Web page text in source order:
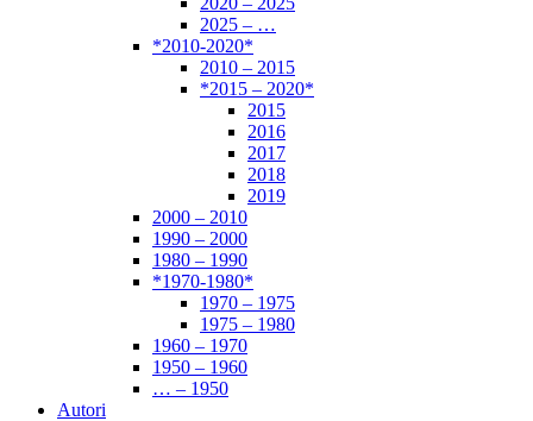
2025 – …
*2010-2020*
2010 – 2015
*2015 – 2020*
2015
2016
2017
2018
2019
2000 – 2010
1990 – 2000
1980 – 1990
*1970-1980*
1970 – 1975
1975 – 1980
1960 – 1970
1950 – 1960
… – 1950
Autori